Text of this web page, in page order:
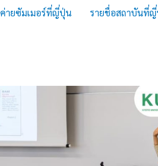
ค่ายซัมเมอร์ที่ญี่ปุ่น รายชื่อสถาบันที่